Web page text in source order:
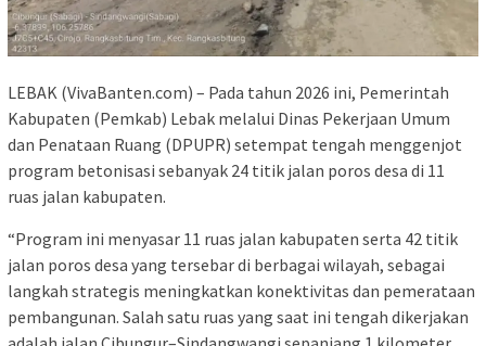
LEBAK (VivaBanten.com) – Pada tahun 2026 ini, Pemerintah
Kabupaten (Pemkab) Lebak melalui Dinas Pekerjaan Umum
dan Penataan Ruang (DPUPR) setempat tengah menggenjot
program betonisasi sebanyak 24 titik jalan poros desa di 11
ruas jalan kabupaten.
“Program ini menyasar 11 ruas jalan kabupaten serta 42 titik
jalan poros desa yang tersebar di berbagai wilayah, sebagai
langkah strategis meningkatkan konektivitas dan pemerataan
pembangunan. Salah satu ruas yang saat ini tengah dikerjakan